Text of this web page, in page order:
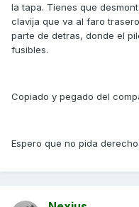
la tapa. Tienes que
clavija que va al faro
parte de detras, donde el
fusibles.
Copiado y pegado del
Espero que no pida